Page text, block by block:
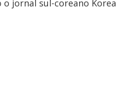
o jornal sul-coreano Korea